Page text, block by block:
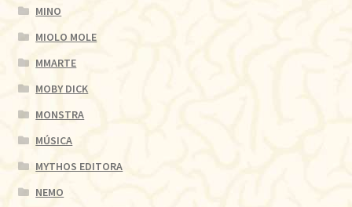
MINO
MIOLO MOLE
MMARTE
MOBY DICK
MONSTRA
MÚSICA
MYTHOS EDITORA
NEMO